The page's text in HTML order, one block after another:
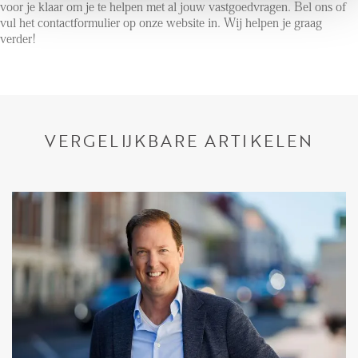
voor je klaar om je te helpen met al jouw vastgoedvragen. Bel ons of
vul het contactformulier op onze website in. Wij helpen je graag
verder!
VERGELIJKBARE ARTIKELEN